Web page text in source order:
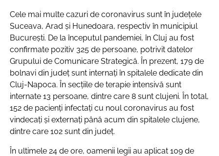
Cele mai multe cazuri de coronavirus sunt în județele
Suceava, Arad și Hunedoara, respectiv în municipiul
București. De la începutul pandemiei, în Cluj au fost
confirmate pozitiv 325 de persoane, potrivit datelor
Grupului de Comunicare Strategică. În prezent, 179 de
bolnavi din județ sunt internați în spitalele dedicate din
Cluj-Napoca. În secțiile de terapie intensivă sunt
internate 13 persoane, dintre care 8 sunt clujeni. În total,
152 de pacienți infectați cu noul coronavirus au fost
vindecați și externați până acum din spitalele clujene,
dintre care 102 sunt din județ.
În ultimele 24 de ore, oamenii legii au aplicat 109 de